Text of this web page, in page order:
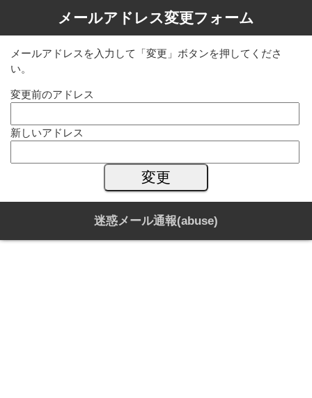
メールアドレス変更フォーム
メールアドレスを入力して「変更」ボタンを押してくださ
い。
変更前のアドレス
新しいアドレス
迷惑メール通報(abuse)